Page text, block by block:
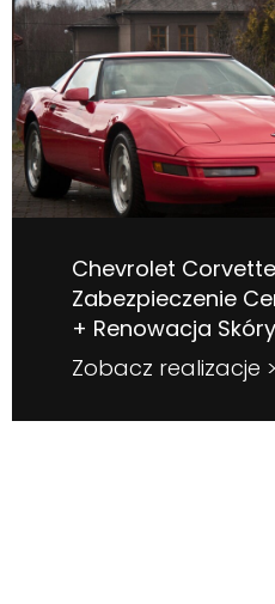
Chevrolet
Zabezpieczenie
+ Renowacja Skóry
Zobacz realizacje